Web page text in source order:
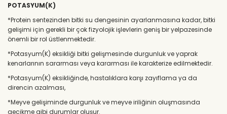
POTASYUM(K)
*Protein sentezinden bitki su dengesinin ayarlanmasına kadar, bitki
gelişimi için gerekli bir çok fizyolojik işlevlerin geniş bir yelpazesinde
önemli bir rol üstlenmektedir.
*Potasyum(K) eksikliği bitki gelişmesinde durgunluk ve yaprak
kenarlarının sararması veya kararması ile karakterize edilmektedir.
*Potasyum(K) eksikliğinde, hastalıklara karşı zayıflama ya da
direncin azalması,
*Meyve gelişiminde durgunluk ve meyve iriliğinin oluşmasında
gecikme gibi durumlar oluşur.